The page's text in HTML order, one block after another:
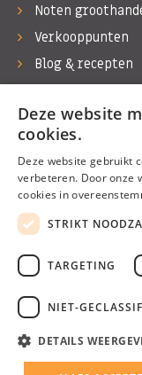
Noten
Verkooppunten
Blog & recepten
Werken bij Bas
Contact
Algemene
Deze website
cookies.
Deze website gebruikt
verbeteren. Door onze
cookies in
STRIKT
TARGETING
NIET-
DETAILS